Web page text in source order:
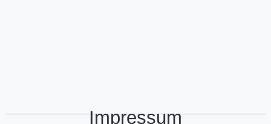
Impressum